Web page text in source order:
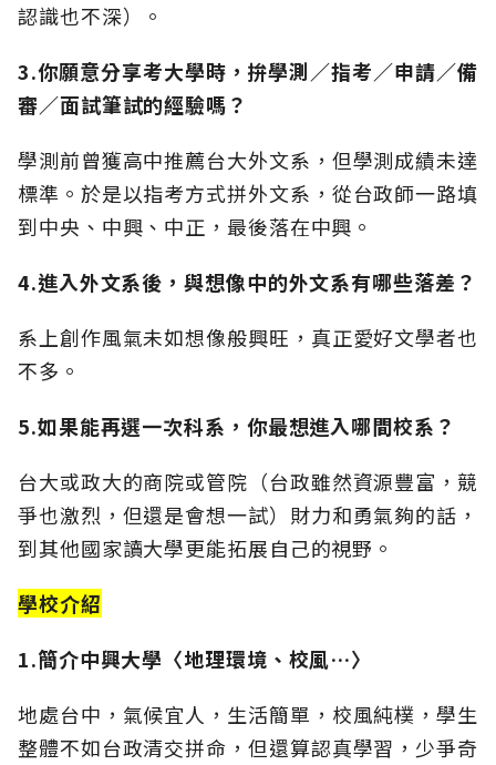
認識也不深）。
3.你願意分享考大學時，拚學測／指考／申請／備
審／面試筆試的經驗嗎？
學測前曾獲高中推薦台大外文系，但學測成績未達
標準。於是以指考方式拼外文系，從台政師一路填
到中央、中興、中正，最後落在中興。
4.進入外文系後，與想像中的外文系有哪些落差？
系上創作風氣未如想像般興旺，真正愛好文學者也
不多。
5.如果能再選一次科系，你最想進入哪間校系？
台大或政大的商院或管院（台政雖然資源豐富，競
爭也激烈，但還是會想一試）財力和勇氣夠的話，
到其他國家讀大學更能拓展自己的視野。
學校介紹
1.簡介中興大學〈地理環境、校風…〉
地處台中，氣候宜人，生活簡單，校風純樸，學生
整體不如台政清交拼命，但還算認真學習，少爭奇